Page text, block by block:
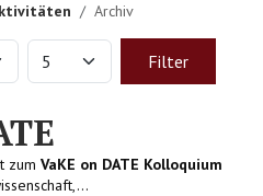
Archiv
Display # Filter
zum VaKE on DATE Kolloquium